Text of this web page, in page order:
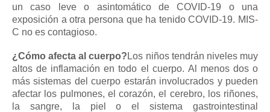
un caso leve o asintomático de COVID-19 o una
exposición a otra persona que ha tenido COVID-19. MIS-
C no es contagioso.
¿Cómo afecta al cuerpo? Los niños tendrán niveles muy
altos de inflamación en todo el cuerpo. Al menos dos o
más sistemas del cuerpo estarán involucrados y pueden
afectar los pulmones, el corazón, el cerebro, los riñones,
la sangre, la piel o el sistema gastrointestinal